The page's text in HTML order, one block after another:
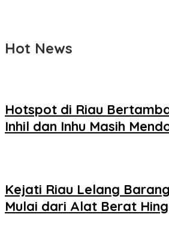
Hot News
Hotspot di Riau
Inhil dan Inhu Masih
Kejati Riau Lelang
Mulai dari Alat Berat